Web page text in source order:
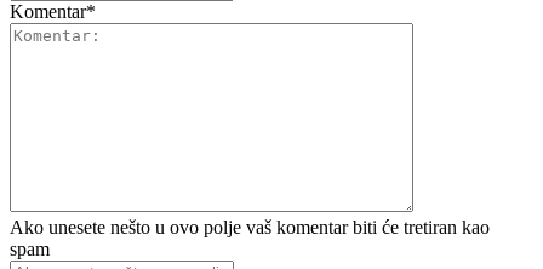
Komentar*
Ako unesete nešto u ovo polje vaš komentar biti će tretiran kao
spam